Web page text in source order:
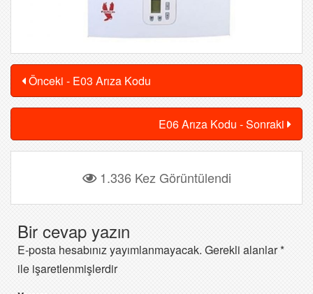
Önceki - E03 Arıza Kodu
E06 Arıza Kodu - Sonraki
1.336 Kez Görüntülendi
Bir cevap yazın
E-posta hesabınız yayımlanmayacak. Gerekli alanlar*
ile işaretlenmişlerdir